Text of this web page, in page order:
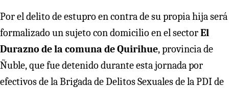
Por el delito de estupro en contra de su propia hija será
formalizado un sujeto con domicilio en el sectorEl
Durazno de la comuna de Quirihue,provincia de
Ñuble, que fue detenido durante esta jornada por
efectivos de la Brigada de Delitos Sexuales de la PDI de